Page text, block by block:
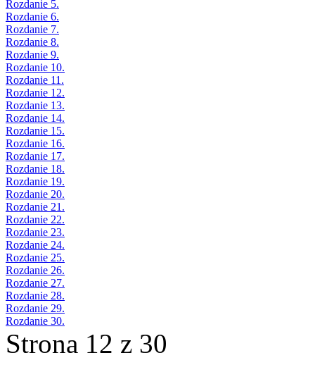
Rozdanie 5.
Rozdanie 6.
Rozdanie 7.
Rozdanie 8.
Rozdanie 9.
Rozdanie 10.
Rozdanie 11.
Rozdanie 12.
Rozdanie 13.
Rozdanie 14.
Rozdanie 15.
Rozdanie 16.
Rozdanie 17.
Rozdanie 18.
Rozdanie 19.
Rozdanie 20.
Rozdanie 21.
Rozdanie 22.
Rozdanie 23.
Rozdanie 24.
Rozdanie 25.
Rozdanie 26.
Rozdanie 27.
Rozdanie 28.
Rozdanie 29.
Rozdanie 30.
Strona 12 z 30